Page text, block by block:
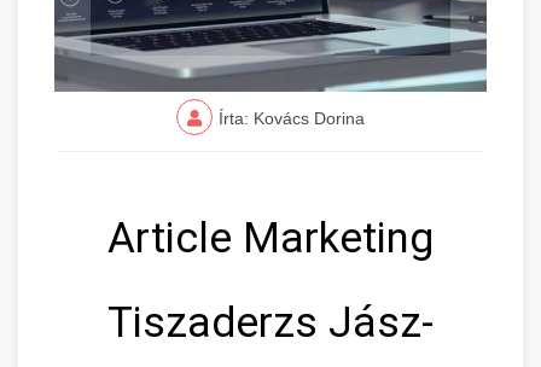
Írta: Kovács Dorina
Article Marketing
Tiszaderzs Jász-